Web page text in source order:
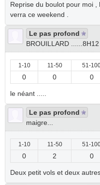
Reprise du boulot pour moi
verra ce weekend .
Le pas profond
BROUILLARD
1-10 11-50 51-
0 0 0
le néant .....
Le pas profond
maigre...
1-10 11-50 51-
0 2 0
Deux petit vols et deux